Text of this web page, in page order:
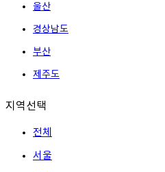
울산
경상남도
부산
제주도
지역선택
전체
서울